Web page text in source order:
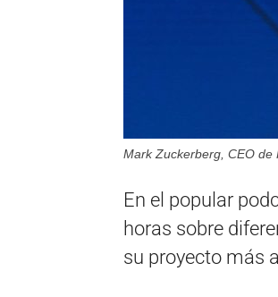
Mark Zuckerberg, CEO de
En el popular
horas sobre
su proyecto más